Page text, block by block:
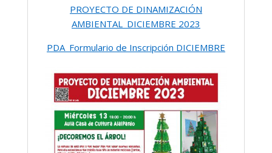
PROYECTO DE DINAMIZACIÓN
AMBIENTAL_DICIEMBRE 2023
PDA_Formulario de Inscripción DICIEMBRE